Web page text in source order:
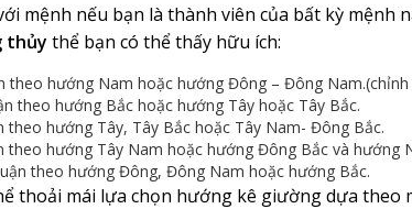
mệnh nếu bạn là thành viên của bất kỳ mệnh
thủy thể bạn có thể thấy hữu ích:
theo hướng Nam hoặc hướng Đông – Đông Nam.(chỉnh
theo hướng Bắc hoặc hướng Tây hoặc Tây Bắc.
hướng Tây, Tây Bắc hoặc Tây Nam- Đông Bắc.
hướng Tây Nam hoặc hướng Đông Bắc và hướng
theo hướng Đông, Đông Nam hoặc hướng Bắc.
thoải mái lựa chọn hướng kê giường dựa theo